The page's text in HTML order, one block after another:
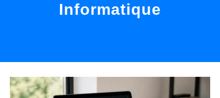
Informatique